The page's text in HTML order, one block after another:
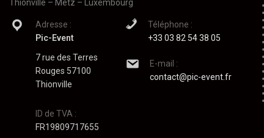
Thionville – Metz – Luxembourg
Adresse :
Pic-Event
7 rue des Terres
Rouges 57100
Thionville
ID de TVA :
FR19809717655
Téléphone :
+33 03 82 54 38 05
E-mail :
contact@pic-event.fr